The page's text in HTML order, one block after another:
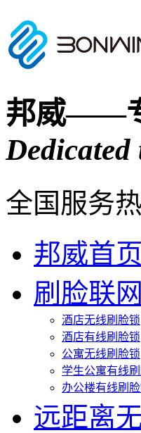
邦威——
全国服务热
邦威首页
刷脸联
酒店无线刷脸锁
酒店有线刷脸锁
公寓无线刷脸锁
学生公寓有线
办公楼有线刷
远距离